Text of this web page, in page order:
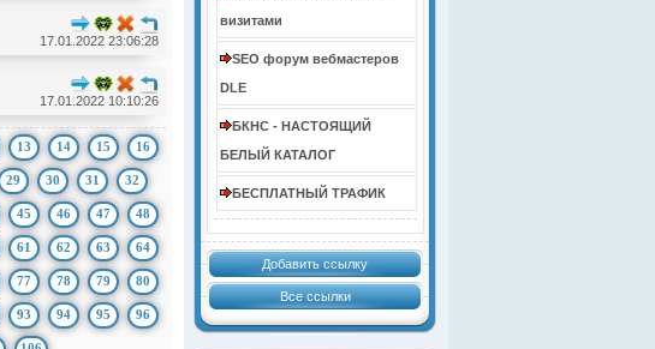
визитами
SEO форум вебмастеров
DLE
БКНС - НАСТОЯЩИЙ
БЕЛЫЙ КАТАЛОГ
БЕСПЛАТНЫЙ ТРАФИК
Добавить ссылку
Все ссылки
17.01.2022 23:06:28
17.01.2022 10:10:26
13 14 15 16
29 30 31 32
45 46 47 48
61 62 63 64
77 78 79 80
93 94 95 96